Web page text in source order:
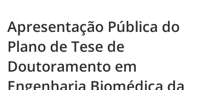
Apresentação Pública do
Plano de Tese de
Doutoramento em
Engenharia Biomédica da